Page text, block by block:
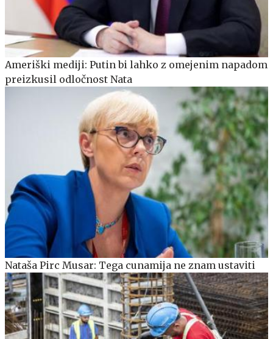
Ameriški mediji: Putin bi lahko z omejenim napadom
preizkusil odločnost Nata
Nataša Pirc Musar: Tega cunamija ne znam ustaviti